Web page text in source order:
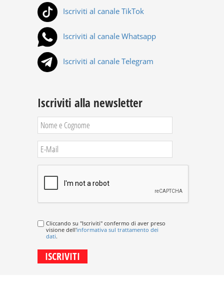
Iscriviti al canale TikTok
Iscriviti al canale Whatsapp
Iscriviti al canale Telegram
Iscriviti alla newsletter
Cliccando su "Iscriviti" confermo di aver preso
visione dell'informativa sul trattamento dei
dati.